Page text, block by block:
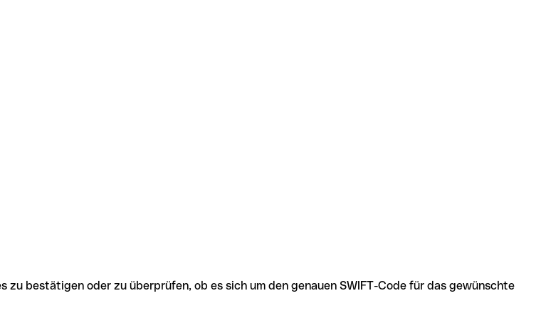
bestätigen oder zu überprüfen, ob es sich um den genauen SWIFT-Code für das gewünschte